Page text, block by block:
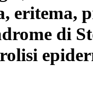
eritema,
di